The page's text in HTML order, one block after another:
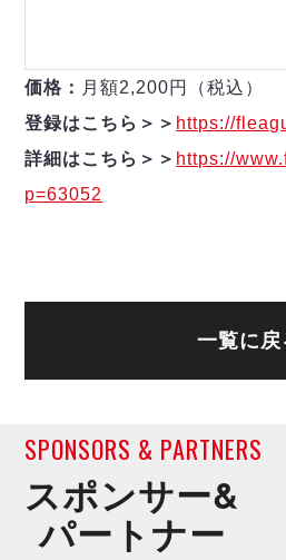
価格： 月額2,200円（税込）
登録はこちら＞＞ https://
詳細はこちら＞＞ https://
p=63052
一覧に戻
SPONSORS & PARTNERS
スポンサー&
パートナー